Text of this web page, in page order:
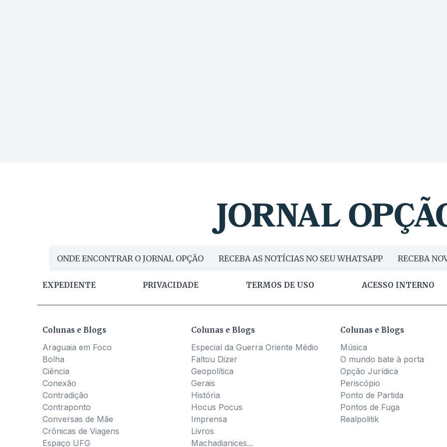
ONDE ENCONTRAR O JORNAL OPÇÃO RECEBA AS NOTÍCIAS NO SEU WHATSAPP RECEBA
EXPEDIENTE PRIVACIDADE TERMOS DE USO ACESSO INTERNO
Colunas e Blogs
Araguaia em Foco
Bolha
Ciência
Conexão
Contradição
Contraponto
Conversas de Mãe
Crônicas de Viagens
Espaço UFG
Colunas e Blogs
Especial da Guerra Oriente Médio
Faltou Dizer
Geopolítica
Gerais
História
Hocus Pocus
Imprensa
Livros
Machadianices...
Colunas e Blogs
Música
O mundo bate à porta
Opção Jurídica
Periscópio
Ponto de Partida
Pontos de Fuga
Realpolitik